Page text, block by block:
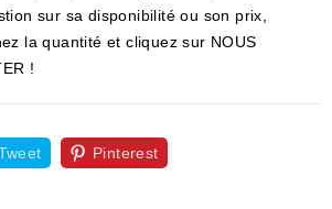
sur sa disponibilité ou son prix,
la quantité et cliquez sur NOUS
!
Pinterest